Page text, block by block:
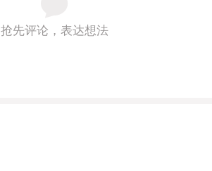
抢先评论，表达想法